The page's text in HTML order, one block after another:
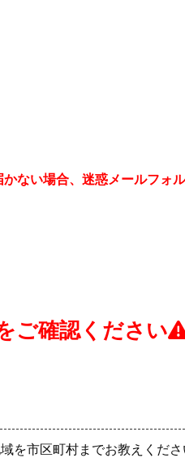
ない場合、迷惑メールフォ
ご確認ください
を市区町村までお教えくださ